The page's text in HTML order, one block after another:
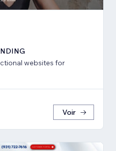
websites for
Voir